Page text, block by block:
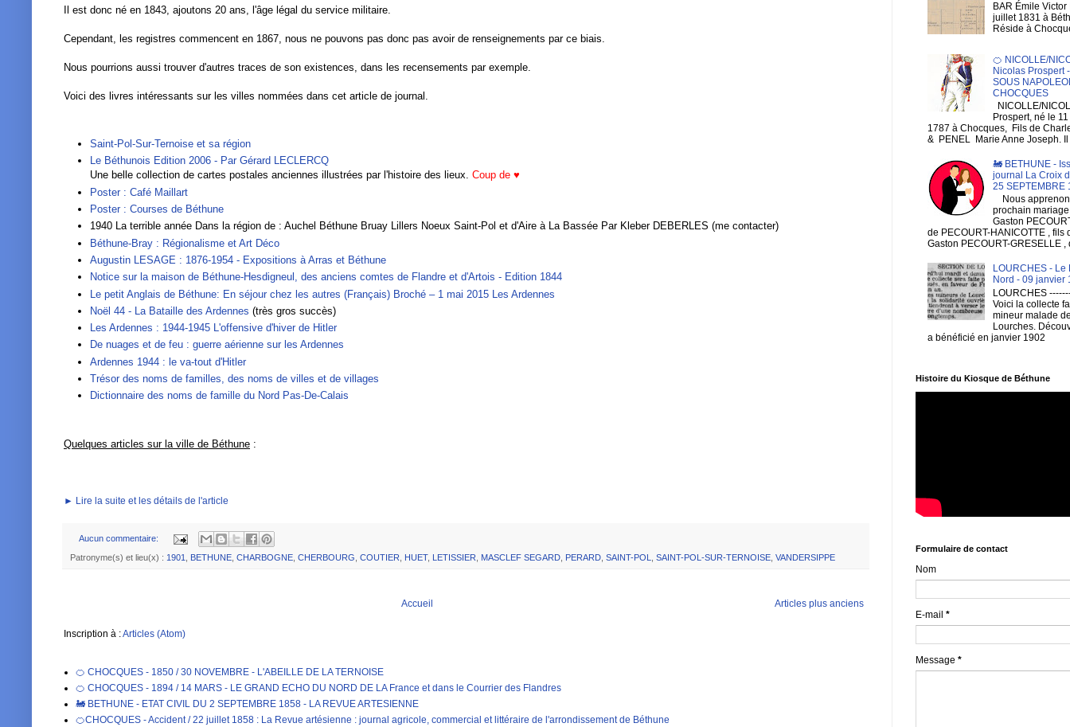
Il est donc né en 1843, ajoutons 20 ans, l'âge légal du service militaire.
Cependant, les registres commencent en 1867, nous ne pouvons pas donc pas avoir de renseignements par ce biais.
Nous pourrions aussi trouver d'autres traces de son existences, dans les recensements par exemple.
Voici des livres intéressants sur les villes nommées dans cet article de journal.
Saint-Pol-Sur-Ternoise et sa région
Le Béthunois Edition 2006 - Par Gérard LECLERCQ
Une belle collection de cartes postales anciennes illustrées par l'histoire des lieux. Coup de ♥
Poster : Café Maillart
Poster : Courses de Béthune
1940 La terrible année Dans la région de : Auchel Béthune Bruay Lillers Noeux Saint-Pol et d'Aire à La Bassée Par Kleber DEBERLES (me contacter)
Béthune-Bray : Régionalisme et Art Déco
Augustin LESAGE : 1876-1954 - Expositions à Arras et Béthune
Notice sur la maison de Béthune-Hesdigneul, des anciens comtes de Flandre et d'Artois - Edition 1844
Le petit Anglais de Béthune: En séjour chez les autres (Français) Broché – 1 mai 2015 Les Ardennes
Noël 44 - La Bataille des Ardennes (très gros succès)
Les Ardennes : 1944-1945 L'offensive d'hiver de Hitler
De nuages et de feu : guerre aérienne sur les Ardennes
Ardennes 1944 : le va-tout d'Hitler
Trésor des noms de familles, des noms de villes et de villages
Dictionnaire des noms de famille du Nord Pas-De-Calais
Quelques articles sur la ville de Béthune :
► Lire la suite et les détails de l'article
Aucun commentaire:
Patronyme(s) et lieu(x) : 1901 BETHUNE CHARBOGNE CHERBOURG COUTIER HUET, LETISSIER MASCLEF SEGARD PERARD SAINT-POL SAINT-POL-SUR-TERNOISE VANDERSIPPE
Articles plus anciens
Accueil
Inscription à :Articles (Atom)
🍊 CHOCQUES - 1850 / 30 NOVEMBRE - L'ABEILLE DE LA TERNOISE
🍊 CHOCQUES - 1894 / 14 MARS - LE GRAND ECHO DU NORD DE LA France et dans le Courrier des Flandres
🚂 BETHUNE - ETAT CIVIL DU 2 SEPTEMBRE 1858 - LA REVUE ARTESIENNE
🍊CHOCQUES - Accident / 22 juillet 1858 : La Revue artésienne : journal agricole, commercial et littéraire de l'arrondissement de Béthune
BAR Émile Victor
juillet 1831 à
Réside à
🍊 NICOLLE/
Nicolas Prospert
SOUS
CHOCQUES
NICOLLE/
Prospert, né le
1787 à Chocques, Fils de
& PENEL Marie Anne Joseph. Il
🚂 BETHUNE -
journal La Croix
25 SEPTEMBRE
Nous
prochain
Gaston
de PECOURT-HANICOTTE , fils
Gaston PECOURT-GRESELLE ,
LOURCHES - Le
Nord - 09 janvier
LOURCHES
Voici la collecte
mineur malade
Lourches.
a bénéficié en janvier 1902
Histoire du Kiosque de Béthune
Formulaire de contact
Nom
E-mail *
Message *